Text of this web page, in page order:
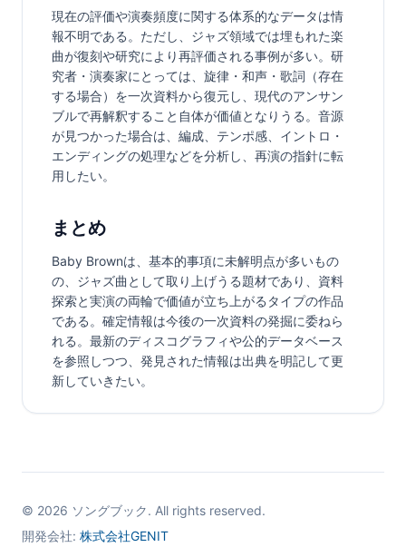
現在の評価や演奏頻度に関する体系的なデータは情
報不明である。ただし、ジャズ領域では埋もれた楽
曲が復刻や研究により再評価される事例が多い。研
究者・演奏家にとっては、旋律・和声・歌詞（存在
する場合）を一次資料から復元し、現代のアンサン
ブルで再解釈すること自体が価値となりうる。音源
が見つかった場合は、編成、テンポ感、イントロ・
エンディングの処理などを分析し、再演の指針に転
用したい。
まとめ
Baby Brownは、基本的事項に未解明点が多いもの
の、ジャズ曲として取り上げうる題材であり、資料
探索と実演の両輪で価値が立ち上がるタイプの作品
である。確定情報は今後の一次資料の発掘に委ねら
れる。最新のディスコグラフィや公的データベース
を参照しつつ、発見された情報は出典を明記して更
新していきたい。
© 2026 ソングブック. All rights reserved.
開発会社: 株式会社GENIT